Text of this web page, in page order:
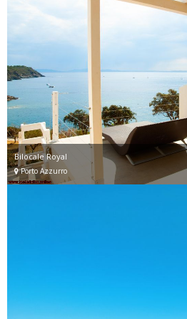
Bilocale Royal
Porto Azzurro